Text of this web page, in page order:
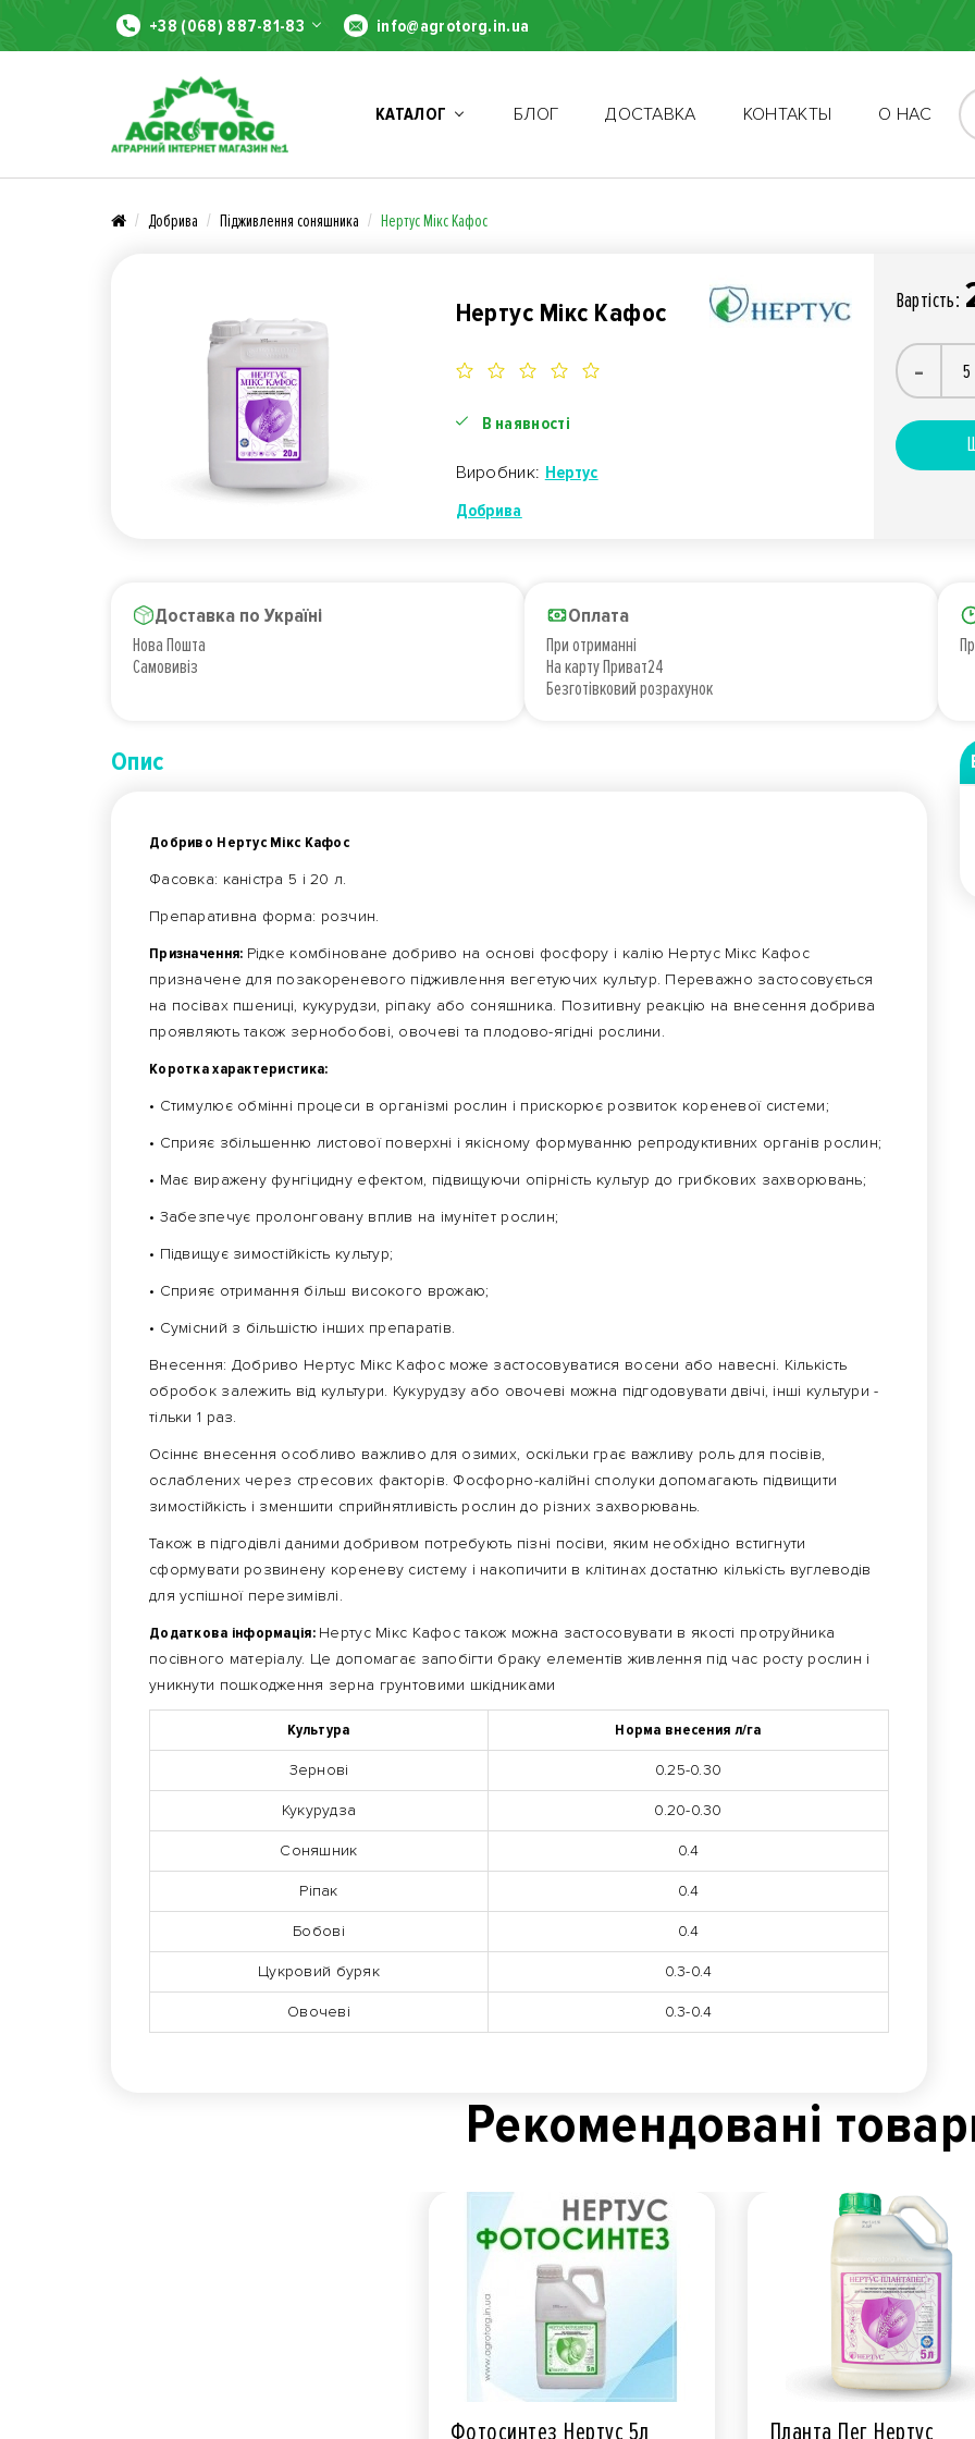
+38 (068) 887-81-83 info@agrotorg.in.ua
КАТАЛОГ БЛОГ ДОСТАВКА КОНТАКТЫ О НАС
Добрива Підживлення соняшника Нертус Мікс Кафос
Нертус Мікс Кафос
В наявності
Виробник: Нертус
Добрива
Вартiсть:
-
Доставка по Україні
Нова Пошта
Самовивіз
Оплата
При отриманні
На карту Приват24
Безготівковий розрахунок
Опис
Добриво Нертус Мікс Кафос
Фасовка: каністра 5 і 20 л.
Препаративна форма: розчин.
Призначення: Рідке комбіноване добриво на основі фосфору і калію Нертус Мікс Кафос
призначене для позакореневого підживлення вегетуючих культур. Переважно застосовується
на посівах пшениці, кукурудзи, ріпаку або соняшника. Позитивну реакцію на внесення добрива
проявляють також зернобобові, овочеві та плодово-ягідні рослини.
Коротка характеристика:
• Стимулює обмінні процеси в організмі рослин і прискорює розвиток кореневої системи;
• Сприяє збільшенню листової поверхні і якісному формуванню репродуктивних органів рослин;
• Має виражену фунгіцидну ефектом, підвищуючи опірність культур до грибкових захворювань;
• Забезпечує пролонговану вплив на імунітет рослин;
• Підвищує зимостійкість культур;
• Сприяє отримання більш високого врожаю;
• Сумісний з більшістю інших препаратів.
Внесення: Добриво Нертус Мікс Кафос може застосовуватися восени або навесні. Кількість
обробок залежить від культури. Кукурудзу або овочеві можна підгодовувати двічі, інші культури -
тільки 1 раз.
Осіннє внесення особливо важливо для озимих, оскільки грає важливу роль для посівів,
ослаблених через стресових факторів. Фосфорно-калійні сполуки допомагають підвищити
зимостійкість і зменшити сприйнятливість рослин до різних захворювань.
Також в підгодівлі даними добривом потребують пізні посіви, яким необхідно встигнути
сформувати розвинену кореневу систему і накопичити в клітинах достатню кількість вуглеводів
для успішної перезимівлі.
Додаткова інформація: Нертус Мікс Кафос також можна застосовувати в якості протруйника
посівного матеріалу. Це допомагає запобігти браку елементів живлення під час росту рослин і
уникнути пошкодження зерна грунтовими шкідниками
Культура Норма внесения л/га
Зернові 0.25-0.30
Кукурудза 0.20-0.30
Соняшник 0.4
Ріпак 0.4
Бобові 0.4
Цукровий буряк 0.3-0.4
Овочеві 0.3-0.4
Рекомендованi
Фотосинтез Нертус 5л
Планта Пег Нертус